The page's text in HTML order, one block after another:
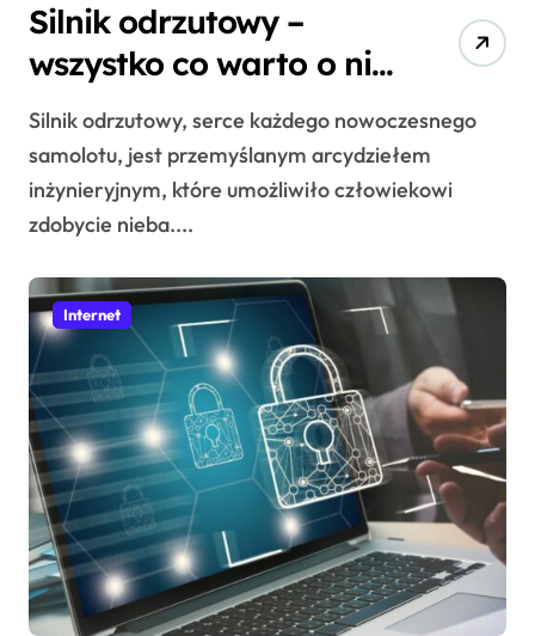
Silnik odrzutowy –
wszystko co warto o nim
wiedzieć
Silnik odrzutowy, serce każdego nowoczesnego
samolotu, jest przemyślanym arcydziełem
inżynieryjnym, które umożliwiło człowiekowi
zdobycie nieba....
Internet